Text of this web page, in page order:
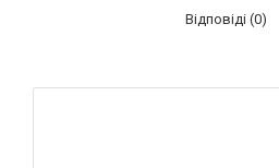
Відповіді (0)